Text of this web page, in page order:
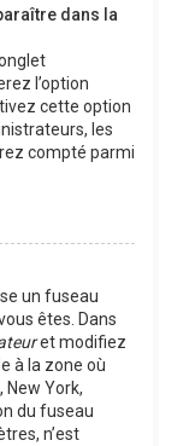
dans la
l’option
cette option
les
compté parmi
un fuseau
êtes. Dans
et modifiez
à la zone où
New York,
du fuseau
n’est